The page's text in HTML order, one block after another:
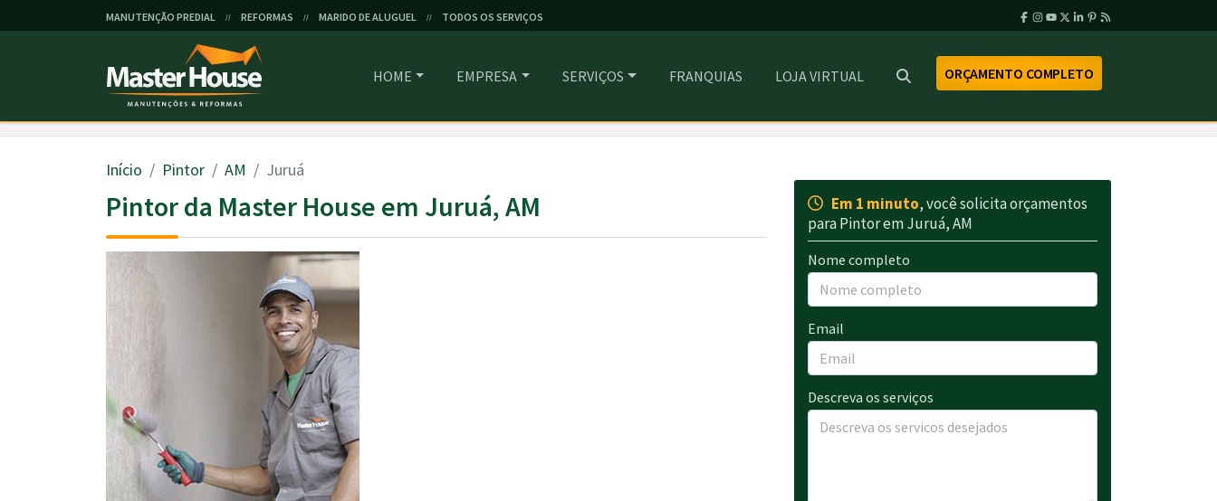
MANUTENÇÃO PREDIAL // REFORMAS // MARIDO DE ALUGUEL // TODOS OS SERVIÇOS
HOME EMPRESA SERVIÇOS FRANQUIAS LOJA VIRTUAL ORÇAMENTO COMPLETO
Início Pintor AM Juruá
Pintor da Master House em Juruá, AM Em 1 minuto, você solicita orçamentos
para Pintor em Juruá, AM
Nome completo
Email
Descreva os serviços